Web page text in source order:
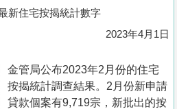
新住宅按揭統計數字
2023年4月1日
金管局公布2023年2月份的住宅
按揭統計調查結果。2月份新申請
貸款個案有9,719宗，新批出的按